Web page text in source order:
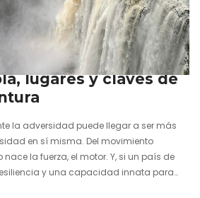
lugares y claves de
la adversidad puede llegar a ser más
en sí misma. Del movimiento
la fuerza, el motor. Y, si un país de
y una capacidad innata para